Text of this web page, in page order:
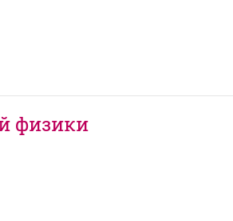
физики